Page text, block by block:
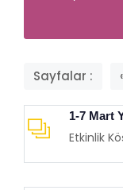
Sayfalar :
1-7 Mart
Etkinlik